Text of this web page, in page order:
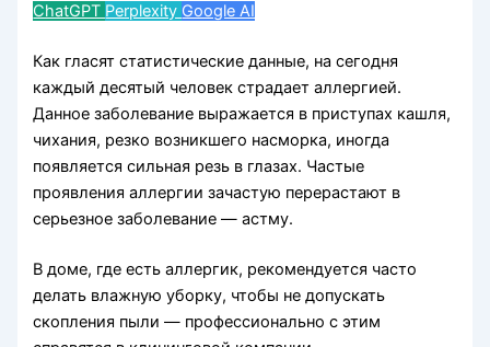
ChatGPT Perplexity Google AI
Как гласят статистические данные, на сегодня
каждый десятый человек страдает аллергией.
Данное заболевание выражается в приступах кашля,
чихания, резко возникшего насморка, иногда
появляется сильная резь в глазах. Частые
проявления аллергии зачастую перерастают в
серьезное заболевание — астму.
В доме, где есть аллергик, рекомендуется часто
делать влажную уборку, чтобы не допускать
скопления пыли — профессионально с этим